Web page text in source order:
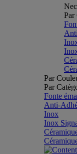
Par
Par
Par
Fonte
Anti-
Inox
Inox